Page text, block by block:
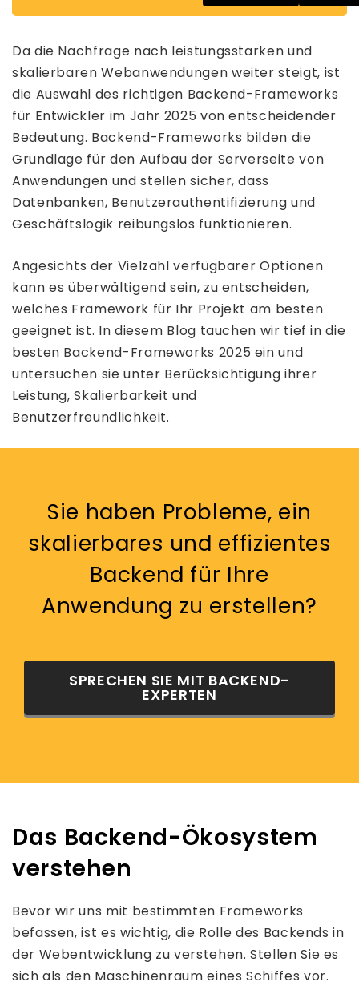
Da die Nachfrage nach leistungsstarken und
skalierbaren Webanwendungen weiter steigt, ist
die Auswahl des richtigen Backend-Frameworks
für Entwickler im Jahr 2025 von entscheidender
Bedeutung. Backend-Frameworks bilden die
Grundlage für den Aufbau der Serverseite von
Anwendungen und stellen sicher, dass
Datenbanken, Benutzerauthentifizierung und
Geschäftslogik reibungslos funktionieren.
Angesichts der Vielzahl verfügbarer Optionen
kann es überwältigend sein, zu entscheiden,
welches Framework für Ihr Projekt am besten
geeignet ist. In diesem Blog tauchen wir tief in die
besten Backend-Frameworks 2025 ein und
untersuchen sie unter Berücksichtigung ihrer
Leistung, Skalierbarkeit und
Benutzerfreundlichkeit.
Sie haben Probleme, ein
skalierbares und effizientes
Backend für Ihre
Anwendung zu erstellen?
SPRECHEN SIE MIT BACKEND-
EXPERTEN
Das Backend-Ökosystem
verstehen
Bevor wir uns mit bestimmten Frameworks
befassen, ist es wichtig, die Rolle des Backends in
der Webentwicklung zu verstehen. Stellen Sie es
sich als den Maschinenraum eines Schiffes vor.